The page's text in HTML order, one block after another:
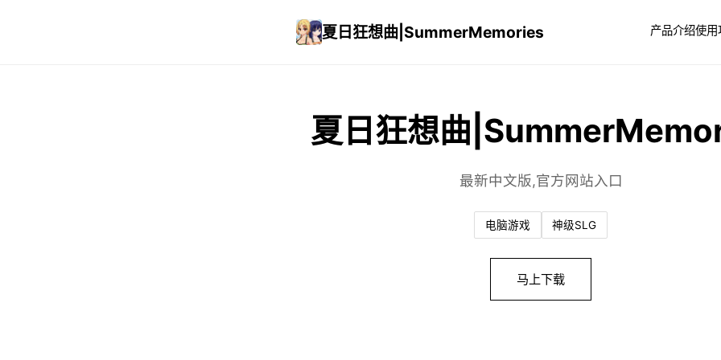
夏日狂想曲|SummerMemories 产品介绍使用
夏日狂想曲
最新中文版,官方网站入口
电脑游戏 神级SLG
马上下载